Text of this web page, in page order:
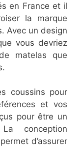
en France et il
la marque
Avec un design
vous devriez
matelas que
coussins pour
et vos
pour être un
conception
d’assurer